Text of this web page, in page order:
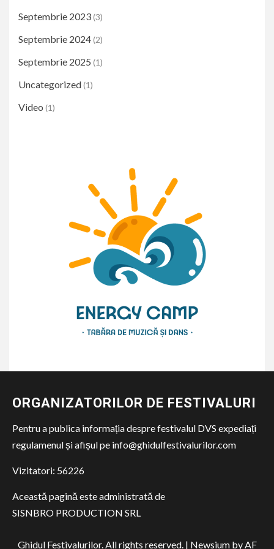
Septembrie 2023(3)
Septembrie 2024(2)
Septembrie 2025 (1)
Uncategorized(1)
Video (1)
ORGANIZATORILOR DE FESTIVALURI
Pentru a publica informația despre festivalul DVS expediați
regulamenul și afișul pe info@ghidulfestivalurilor.com
Vizitatori: 56226
Această pagină este administrată de
SISNBRO PRODUCTION SRL
Ghidul Festivalurilor. All rights reserved. | Newsiumby AF